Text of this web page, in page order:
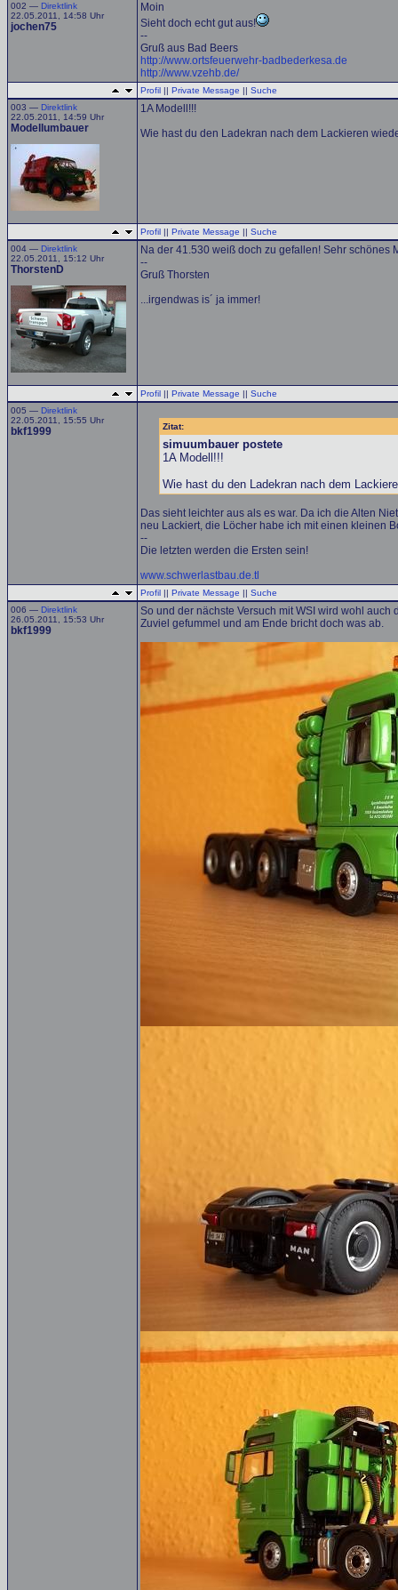
002 — Direktlink
22.05.2011, 14:58 Uhr
jochen75
Moin
Sieht doch echt gut aus!
--
Gruß aus Bad Beers
http://www.ortsfeuerwehr-badbederkesa.de
http://www.vzehb.de/
Profil || Private Message || Suche
003 — Direktlink
22.05.2011, 14:59 Uhr
Modellumbauer
1A Modell!!!
Wie hast du den Ladekran nach dem Lackieren
Profil || Private Message || Suche
004 — Direktlink
22.05.2011, 15:12 Uhr
ThorstenD
Na der 41.530 weiß doch zu gefallen! Sehr schönes
--
Gruß Thorsten
...irgendwas is´ ja immer!
Profil || Private Message || Suche
005 — Direktlink
22.05.2011, 15:55 Uhr
bkf1999 Zitat:
simuumbauer postete
1A Modell!!!
Wie hast du den Ladekran nach dem
Das sieht leichter aus als es war. Da ich die Alten
neu Lackiert, die Löcher habe ich mit einen kleinen
--
Die letzten werden die Ersten sein!
www.schwerlastbau.de.tl
Profil || Private Message || Suche
006 — Direktlink
26.05.2011, 15:53 Uhr
bkf1999
So und der nächste Versuch mit WSI wird wohl auch
Zuviel gefummel und am Ende bricht doch was ab.